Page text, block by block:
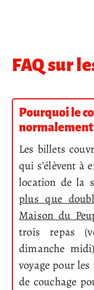
FAQ sur
Pourquoi le
normalement
Les billets
qui s’élèvent à
location de la
plus que
Maison du
trois repas
dimanche
voyage pour
de couchage